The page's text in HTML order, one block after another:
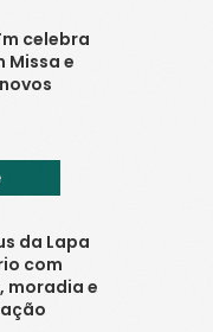
celebra
Missa e
da Lapa
com
moradia e